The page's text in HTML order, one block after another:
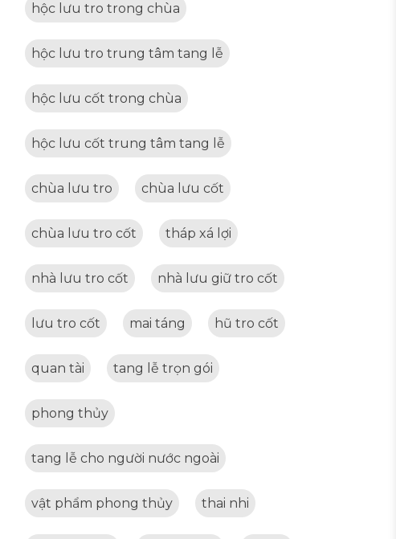
hộc lưu tro trong chùa
hộc lưu tro trung tâm tang lễ
hộc lưu cốt trong chùa
hộc lưu cốt trung tâm tang lễ
chùa lưu tro chùa lưu cốt
chùa lưu tro cốt tháp xá lợi
nhà lưu tro cốt nhà lưu giữ tro cốt
lưu tro cốt mai táng hũ tro cốt
quan tài tang lễ trọn gói
phong thủy
tang lễ cho người nước ngoài
vật phẩm phong thủy thai nhi